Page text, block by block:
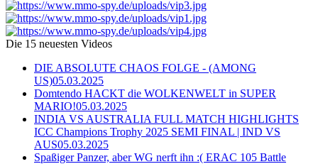
Die 15 neuesten Videos
DIE ABSOLUTE CHAOS FOLGE - (AMONG
US)05.03.2025
Domtendo HACKT die WOLKENWELT in SUPER
MARIO!05.03.2025
INDIA VS AUSTRALIA FULL MATCH HIGHLIGHTS
ICC Champions Trophy 2025 SEMI FINAL | IND VS
AUS05.03.2025
Spaßiger Panzer, aber WG nerft ihn :( ERAC 105 Battle